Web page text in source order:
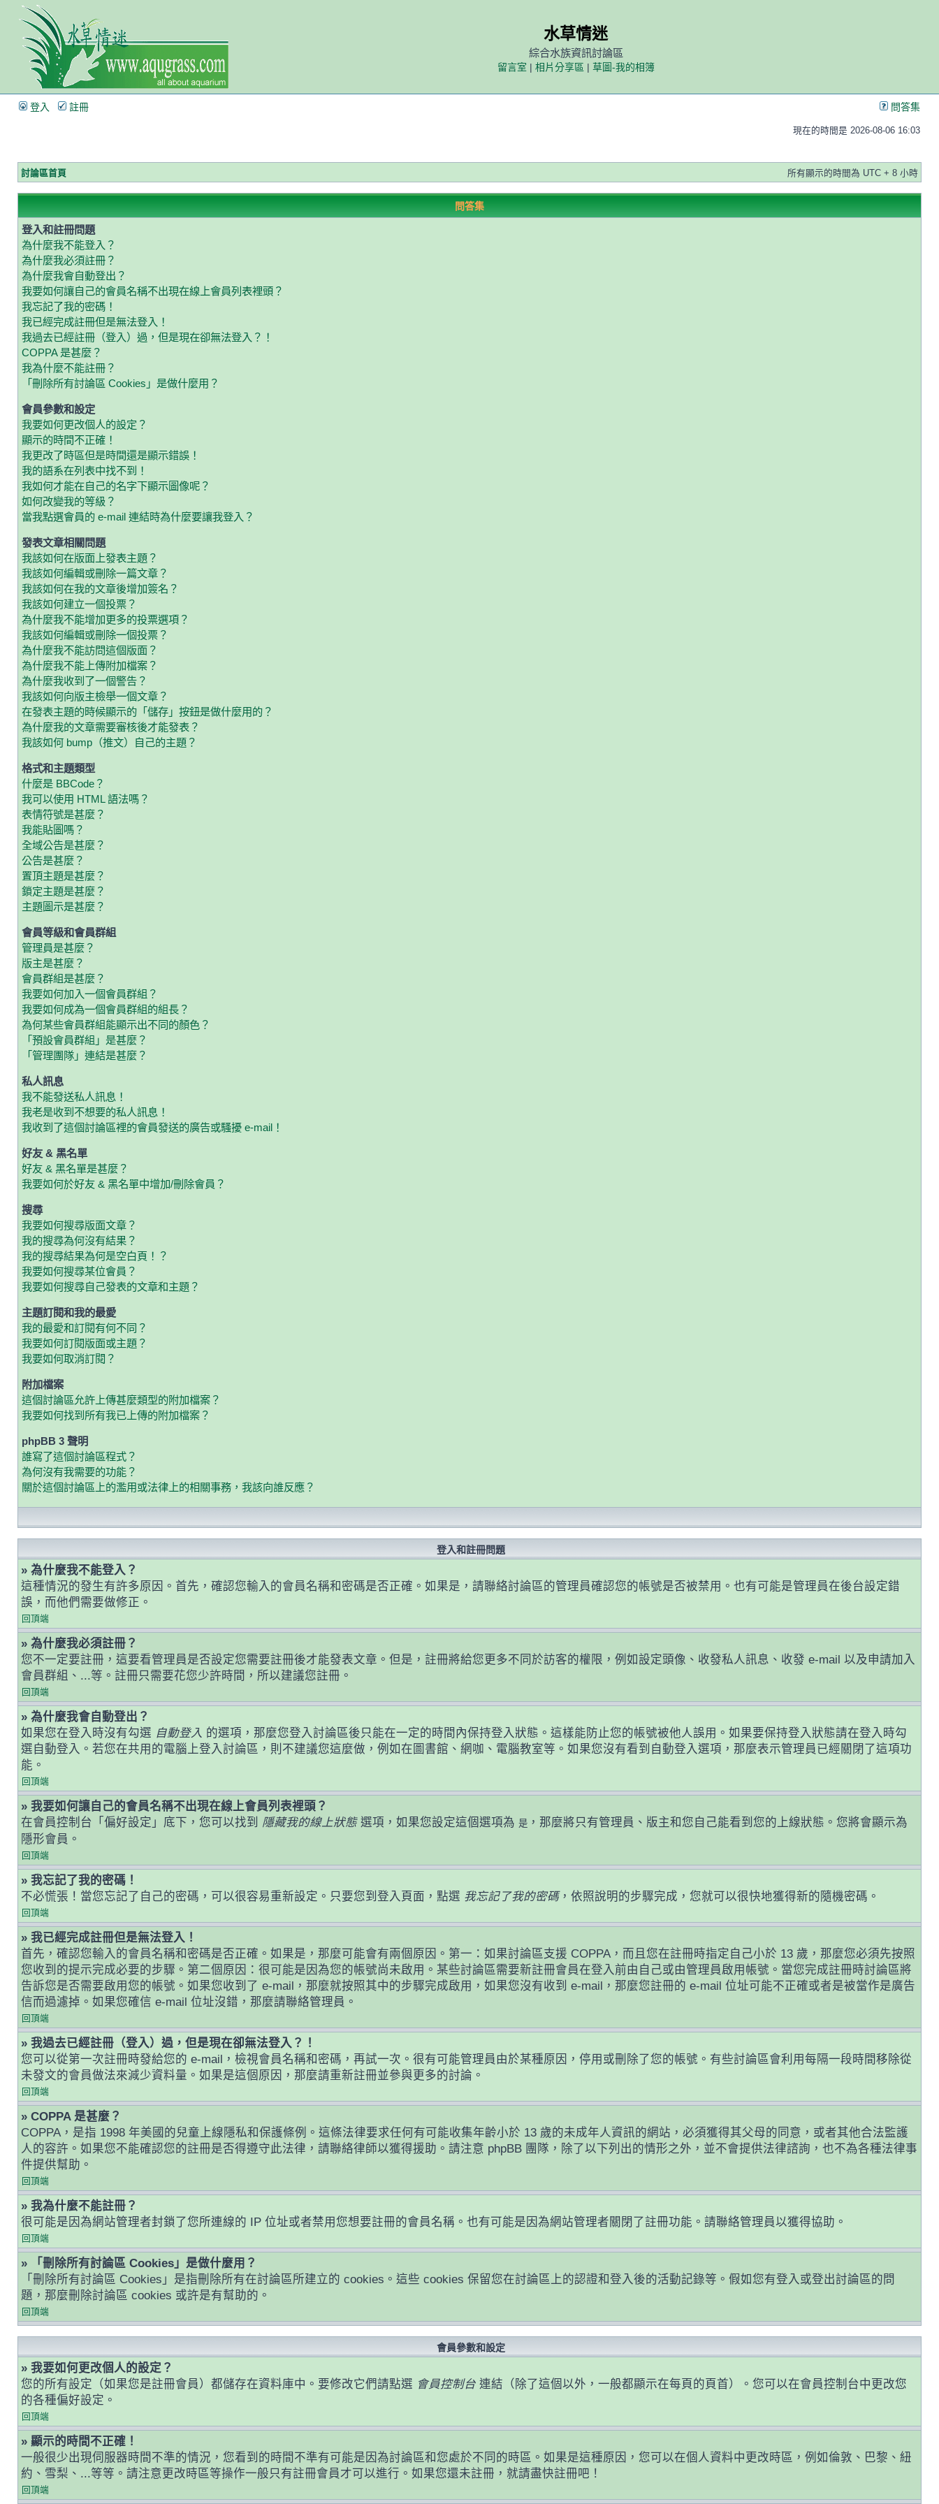
水草情迷
綜合水族資訊討論區
留言室 | 相片分享區 | 草圖-我的相簿
登入 註冊 問答集
現在的時間是 2026-08-06 16:03
討論區首頁 所有顯示的時間為 UTC + 8 小時
問答集
登入和註冊問題
為什麼我不能登入？
為什麼我必須註冊？
為什麼我會自動登出？
我要如何讓自己的會員名稱不出現在線上會員列表裡頭？
我忘記了我的密碼！
我已經完成註冊但是無法登入！
我過去已經註冊（登入）過，但是現在卻無法登入？！
COPPA 是甚麼？
我為什麼不能註冊？
「刪除所有討論區 Cookies」是做什麼用？
會員參數和設定
我要如何更改個人的設定？
顯示的時間不正確！
我更改了時區但是時間還是顯示錯誤！
我的語系在列表中找不到！
我如何才能在自己的名字下顯示圖像呢？
如何改變我的等級？
當我點選會員的 e-mail 連結時為什麼要讓我登入？
發表文章相關問題
我該如何在版面上發表主題？
我該如何編輯或刪除一篇文章？
我該如何在我的文章後增加簽名？
我該如何建立一個投票？
為什麼我不能增加更多的投票選項？
我該如何編輯或刪除一個投票？
為什麼我不能訪問這個版面？
為什麼我不能上傳附加檔案？
為什麼我收到了一個警告？
我該如何向版主檢舉一個文章？
在發表主題的時候顯示的「儲存」按鈕是做什麼用的？
為什麼我的文章需要審核後才能發表？
我該如何 bump（推文）自己的主題？
格式和主題類型
什麼是 BBCode？
我可以使用 HTML 語法嗎？
表情符號是甚麼？
我能貼圖嗎？
全域公告是甚麼？
公告是甚麼？
置頂主題是甚麼？
鎖定主題是甚麼？
主題圖示是甚麼？
會員等級和會員群組
管理員是甚麼？
版主是甚麼？
會員群組是甚麼？
我要如何加入一個會員群組？
我要如何成為一個會員群組的組長？
為何某些會員群組能顯示出不同的顏色？
「預設會員群組」是甚麼？
「管理團隊」連結是甚麼？
私人訊息
我不能發送私人訊息！
我老是收到不想要的私人訊息！
我收到了這個討論區裡的會員發送的廣告或騷擾 e-mail！
好友 & 黑名單
好友 & 黑名單是甚麼？
我要如何於好友 & 黑名單中增加/刪除會員？
搜尋
我要如何搜尋版面文章？
我的搜尋為何沒有結果？
我的搜尋結果為何是空白頁！？
我要如何搜尋某位會員？
我要如何搜尋自己發表的文章和主題？
主題訂閱和我的最愛
我的最愛和訂閱有何不同？
我要如何訂閱版面或主題？
我要如何取消訂閱？
附加檔案
這個討論區允許上傳甚麼類型的附加檔案？
我要如何找到所有我已上傳的附加檔案？
phpBB 3 聲明
誰寫了這個討論區程式？
為何沒有我需要的功能？
關於這個討論區上的濫用或法律上的相關事務，我該向誰反應？
登入和註冊問題
» 為什麼我不能登入？
這種情況的發生有許多原因。首先，確認您輸入的會員名稱和密碼是否正確。如果是，請聯絡討論區的管理員確認您的帳號是否被禁用。也有可能是管理員在後台設定錯
誤，而他們需要做修正。
回頂端
» 為什麼我必須註冊？
您不一定要註冊，這要看管理員是否設定您需要註冊後才能發表文章。但是，註冊將給您更多不同於訪客的權限，例如設定頭像、收發私人訊息、收發 e-mail 以及申請加入
會員群組、...等。註冊只需要花您少許時間，所以建議您註冊。
回頂端
» 為什麼我會自動登出？
如果您在登入時沒有勾選 自動登入 的選項，那麼您登入討論區後只能在一定的時間內保持登入狀態。這樣能防止您的帳號被他人誤用。如果要保持登入狀態請在登入時勾
選自動登入。若您在共用的電腦上登入討論區，則不建議您這麼做，例如在圖書館、網咖、電腦教室等。如果您沒有看到自動登入選項，那麼表示管理員已經關閉了這項功
能。
回頂端
» 我要如何讓自己的會員名稱不出現在線上會員列表裡頭？
在會員控制台「偏好設定」底下，您可以找到 隱藏我的線上狀態選項，如果您設定這個選項為 是 ，那麼將只有管理員、版主和您自己能看到您的上線狀態。您將會顯示為
隱形會員。
回頂端
» 我忘記了我的密碼！
不必慌張！當您忘記了自己的密碼，可以很容易重新設定。只要您到登入頁面，點選 我忘記了我的密碼，依照說明的步驟完成，您就可以很快地獲得新的隨機密碼。
回頂端
» 我已經完成註冊但是無法登入！
首先，確認您輸入的會員名稱和密碼是否正確。如果是，那麼可能會有兩個原因。第一：如果討論區支援 COPPA，而且您在註冊時指定自己小於 13 歲，那麼您必須先按照
您收到的提示完成必要的步驟。第二個原因：很可能是因為您的帳號尚未啟用。某些討論區需要新註冊會員在登入前由自己或由管理員啟用帳號。當您完成註冊時討論區將
告訴您是否需要啟用您的帳號。如果您收到了 e-mail，那麼就按照其中的步驟完成啟用，如果您沒有收到 e-mail，那麼您註冊的 e-mail 位址可能不正確或者是被當作是廣告
信而過濾掉。如果您確信 e-mail 位址沒錯，那麼請聯絡管理員。
回頂端
» 我過去已經註冊（登入）過，但是現在卻無法登入？！
您可以從第一次註冊時發給您的 e-mail，檢視會員名稱和密碼，再試一次。很有可能管理員由於某種原因，停用或刪除了您的帳號。有些討論區會利用每隔一段時間移除從
未發文的會員做法來減少資料量。如果是這個原因，那麼請重新註冊並參與更多的討論。
回頂端
» COPPA 是甚麼？
COPPA，是指 1998 年美國的兒童上線隱私和保護條例。這條法律要求任何有可能收集年齡小於 13 歲的未成年人資訊的網站，必須獲得其父母的同意，或者其他合法監護
人的容許。如果您不能確認您的註冊是否得遵守此法律，請聯絡律師以獲得援助。請注意 phpBB 團隊，除了以下列出的情形之外，並不會提供法律諮詢，也不為各種法律事
件提供幫助。
回頂端
» 我為什麼不能註冊？
很可能是因為網站管理者封鎖了您所連線的 IP 位址或者禁用您想要註冊的會員名稱。也有可能是因為網站管理者關閉了註冊功能。請聯絡管理員以獲得協助。
回頂端
» 「刪除所有討論區 Cookies」是做什麼用？
「刪除所有討論區 Cookies」是指刪除所有在討論區所建立的 cookies。這些 cookies 保留您在討論區上的認證和登入後的活動記錄等。假如您有登入或登出討論區的問
題，那麼刪除討論區 cookies 或許是有幫助的。
回頂端
會員參數和設定
» 我要如何更改個人的設定？
您的所有設定（如果您是註冊會員）都儲存在資料庫中。要修改它們請點選 會員控制台 連結（除了這個以外，一般都顯示在每頁的頁首）。您可以在會員控制台中更改您
的各種偏好設定。
回頂端
» 顯示的時間不正確！
一般很少出現伺服器時間不準的情況，您看到的時間不準有可能是因為討論區和您處於不同的時區。如果是這種原因，您可以在個人資料中更改時區，例如倫敦、巴黎、紐
約、雪梨、...等等。請注意更改時區等操作一般只有註冊會員才可以進行。如果您還未註冊，就請盡快註冊吧！
回頂端